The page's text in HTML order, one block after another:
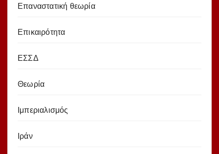
Επαναστατική θεωρία
Επικαιρότητα
ΕΣΣΔ
Θεωρία
Ιμπεριαλισμός
Ιράν